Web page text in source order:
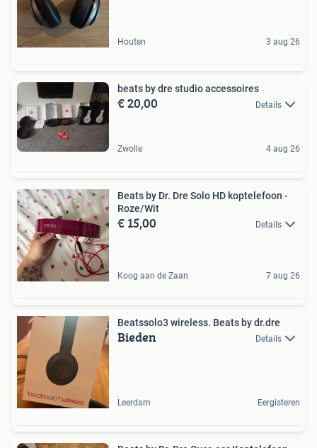
Houten 3 aug 26
beats by dre studio accessoires
€ 20,00 Details
Zwolle 4 aug 26
Beats by Dr. Dre Solo HD koptelefoon -
Roze/Wit
€ 15,00 Details
Koog aan de Zaan 7 aug 26
Beatssolo3 wireless. Beats by dr.dre
Bieden Details
Leerdam Eergisteren